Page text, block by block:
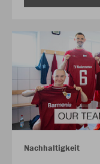
Nachhaltigkeit